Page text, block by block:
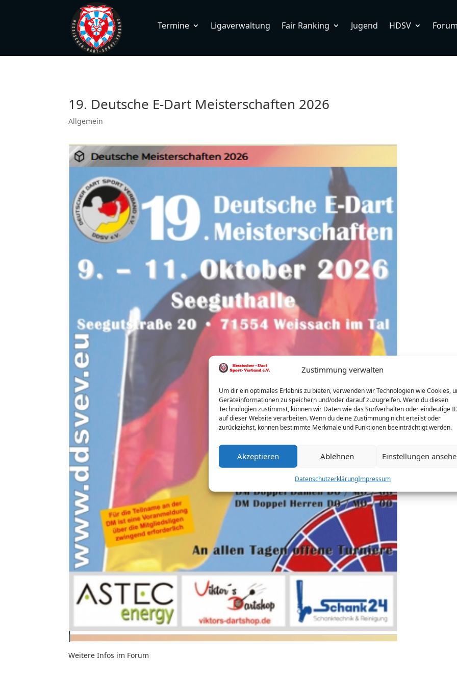
Zustimmung verwalten
Um dir ein optimales Erlebnis zu bieten, verwenden wir Technologien wie Cookies,
Geräteinformationen zu speichern und/oder darauf zuzugreifen. Wenn du diesen
Technologien zustimmst, können wir Daten wie das Surfverhalten oder eindeutige
auf dieser Website verarbeiten. Wenn du deine Zustimmung nicht erteilst oder
zurückziehst, können bestimmte Merkmale und Funktionen beeinträchtigt werden.
Akzeptieren Ablehnen Einstellungen
DatenschutzerklärungImpressum
Termine Ligaverwaltung Fair Ranking Jugend HDSV Forum
19. Deutsche E-Dart Meisterschaften 2026
Allgemein
Weitere Infos im Forum